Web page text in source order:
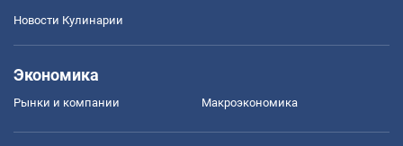
Новости Кулинарии
Экономика
Рынки и компании Mакроэкономика